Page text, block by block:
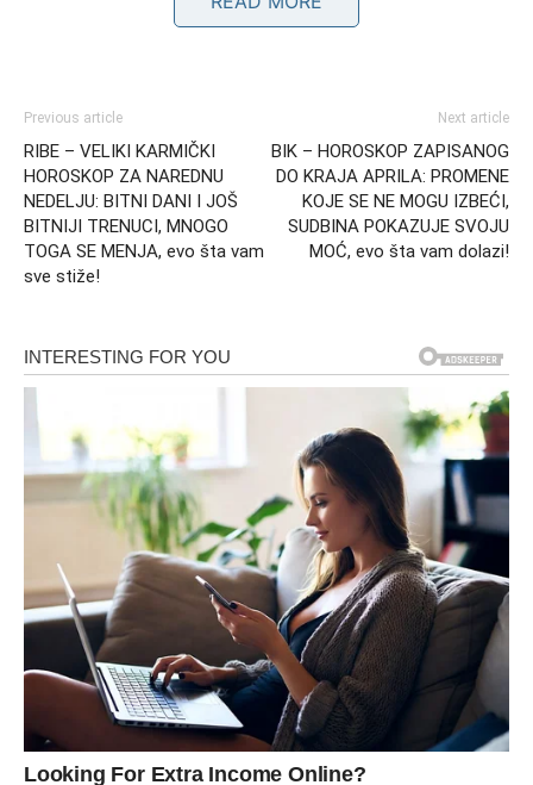
određeni ljudi ulaze u njegov život sa razlogom koji
Istine koje izlaze na videlo
Do kraja aprila, mnoge emotivne situacije dolaze do tačke
u kojoj više nema skrivanja. Tajne se otkrivaju,
neizgovorene reči pronalaze svoj put, a odnosi dobijaju
jasnoću koja može biti i oslobađajuća i bolna u isto
vreme.
Sve ono što je bilo nejasno postaće kristalno jasno – i to
je ono što menja tok ljubavnog života Ovna.
POSAO I NOVAC – PROMENE
Previous article
RIBE – VELIKI KARMIČKI
HOROSKOP ZA NAREDNU
NEDELJU: BITNI DANI I JOŠ
BITNIJI TRENUCI, MNOGO
TOGA SE MENJA, evo šta vam
sve stiže!
Next article
BIK – HOROSKOP ZAPISANOG
DO KRAJA APRILA: PROMENE
KOJE SE NE MOGU IZBEĆI,
SUDBINA POKAZUJE SVOJU
MOĆ, evo šta vam dolazi!